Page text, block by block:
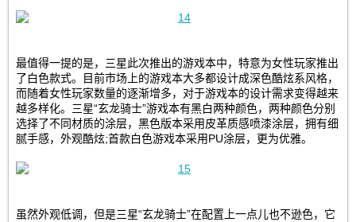
最值得一提的是，三星此次推出的游戏本中，特意为女性玩家推出
了白色款式。目前市场上的游戏本大多都设计成深色酷炫系风格，
而随着女性玩家数量的逐渐增多，对于游戏本的设计需求变得越来
越多样化。三星“玄龙骑士”游戏本有黑白两种颜色，两种颜色分别
选择了不同材质的涂层，黑色版本采用皮革质感喷漆涂层，拥有细
腻手感，外观酷炫;首款白色游戏本采用PU涂层，更为优雅。
虽然外观低调，但是三星“玄龙骑士”在配置上一点儿也不逊色，它